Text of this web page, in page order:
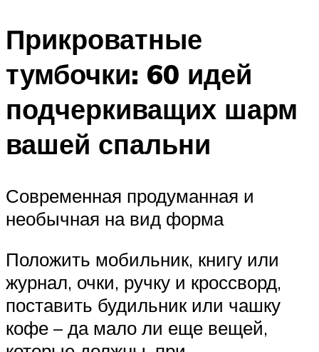
Прикроватные
тумбочки: 60 идей
подчеркиващих шарм
вашей спальни
Современная продуманная и
необычная на вид форма
Положить мобильник, книгу или
журнал, очки, ручку и кроссворд,
поставить будильник или чашку
кофе – да мало ли еще вещей,